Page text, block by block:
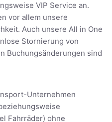
VIP Service an.
vor allem unsere
Auch unsere All in One
Stornierung von
Buchungsänderungen sind
Unternehmen
Fahrräder) ohne